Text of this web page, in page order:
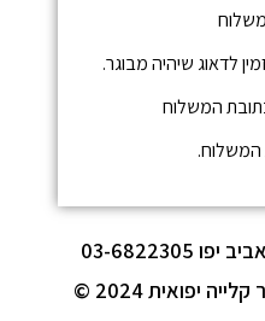
לדאוג שיהיה מבוגר.
יפואית 2024 ©